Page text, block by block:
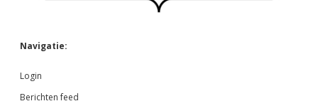
Navigatie:
Login
Berichten feed